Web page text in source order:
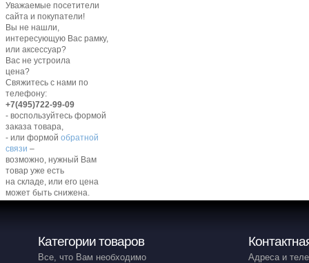
Уважаемые посетители
сайта и покупатели!
Вы не нашли,
интересующую Вас рамку,
или аксессуар?
Вас не устроила
цена?
Свяжитесь с нами по
телефону:
+7(495)722-99-09
- воспользуйтесь формой
заказа товара,
- или формой обратной
связи –
возможно, нужный Вам
товар уже есть
на складе, или его цена
может быть снижена.
Категории товаров
Все, что Вам необходимо Адреса и